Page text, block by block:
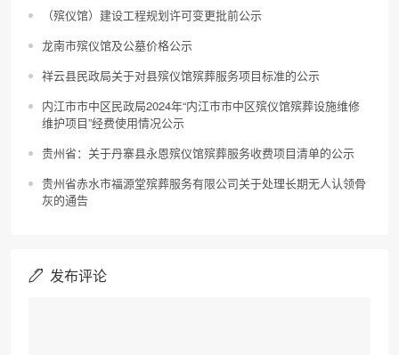
（殡仪馆）建设工程规划许可变更批前公示
龙南市殡仪馆及公墓价格公示
祥云县民政局关于对县殡仪馆殡葬服务项目标准的公示
内江市市中区民政局2024年“内江市市中区殡仪馆殡葬设施维修
维护项目”经费使用情况公示
贵州省：关于丹寨县永恩殡仪馆殡葬服务收费项目清单的公示
贵州省赤水市福源堂殡葬服务有限公司关于处理长期无人认领骨
灰的通告
发布评论